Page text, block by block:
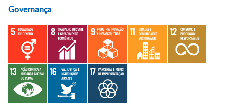
Governança